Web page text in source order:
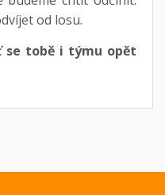
od losu.
se tobě i týmu opět